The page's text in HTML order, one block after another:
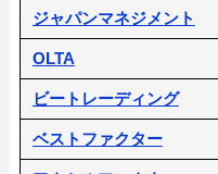
ジャパンマネジメント
OLTA
ビートレーディング
ベストファクター